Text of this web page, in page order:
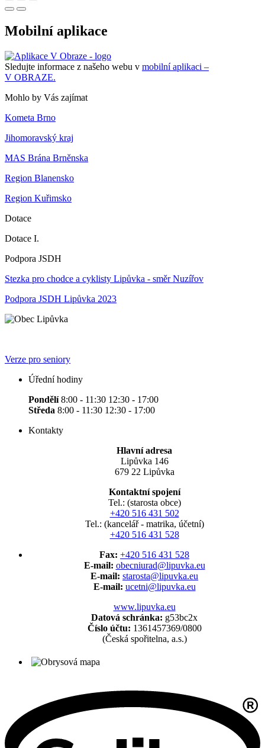
Mobilní aplikace
Sledujte informace z našeho webu v mobilní aplikaci –
V OBRAZE.
Mohlo by Vás zajímat
Kometa Brno
Jihomoravský kraj
MAS Brána Brněnska
Region Blanensko
Region Kuřimsko
Dotace
Dotace I.
Podpora JSDH
Stezka pro chodce a cyklisty Lipůvka - směr Nuzířov
Podpora JSDH Lipůvka 2023
Verze pro seniory
Úřední hodiny
Pondělí8:00 - 11:30 12:30 - 17:00
Středa 8:00 - 11:30 12:30 - 17:00
Kontakty
Hlavní adresa
Lipůvka 146
679 22 Lipůvka
Kontaktní spojení
Tel.: (starosta obce)
+420 516 431 502
Tel.: (kancelář - matrika, účetní)
+420 516 431 528
Fax: +420 516 431 528
E-mail: obecniurad@lipuvka.eu
E-mail: starosta@lipuvka.eu
E-mail: ucetni@lipuvka.eu
www.lipuvka.eu
Datová schránka: g53bc2x
Číslo účtu: 1361457369/0800
(Česká spořitelna, a.s.)